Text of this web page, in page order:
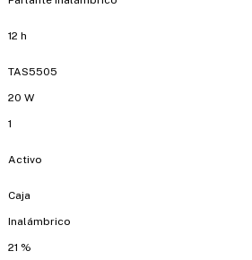
12 h
TAS5505
20 W
1
Activo
Caja
Inalámbrico
21 %